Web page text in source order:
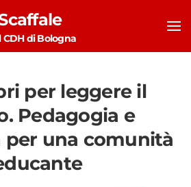
di Bologna
per leggere il
Pedagogia e
una comunità